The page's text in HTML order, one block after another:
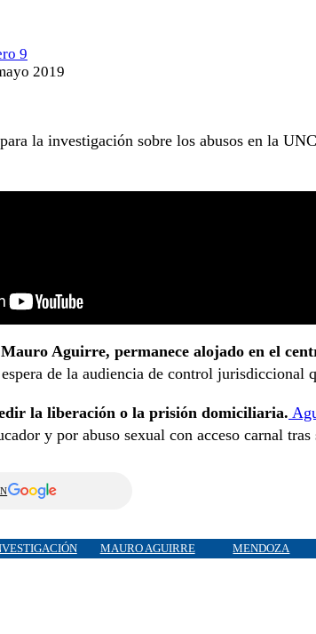
9
2019
la investigación sobre los abusos en la
Mauro Aguirre, permanece alojado en el
de la audiencia de control jurisdiccional
la liberación o la prisión domiciliaria.
y por abuso sexual con acceso carnal
MAURO AGUIRRE MENDOZA